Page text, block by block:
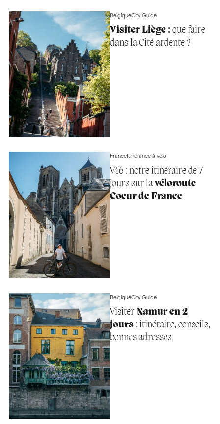
BelgiqueCity Guide
Visiter Liège :que faire
dans la Cité ardente ?
FranceItinérance à vélo
V46 : notre itinéraire de 7
jours sur lavéloroute
Coeur de France
BelgiqueCity Guide
VisiterNamur en 2
jours: itinéraire, conseils,
bonnes adresses